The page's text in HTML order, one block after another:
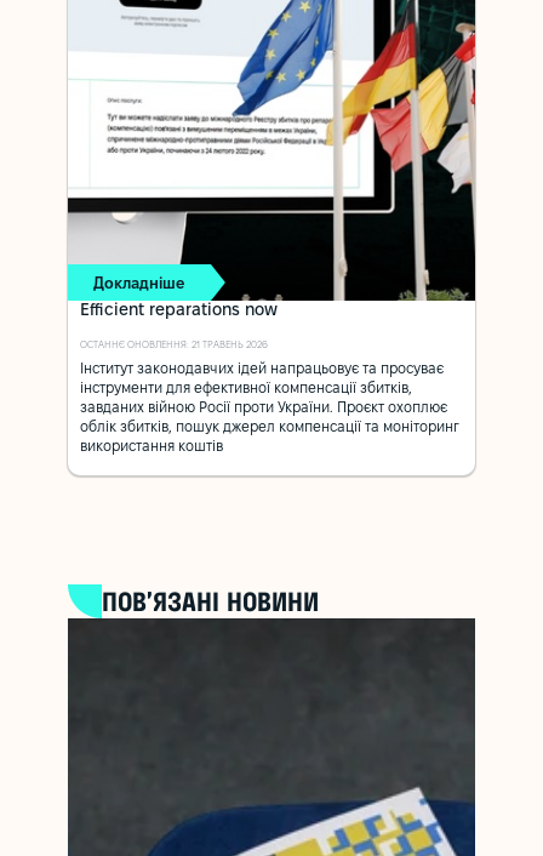
Докладніше
Efficient reparations now
ОСТАННЄ ОНОВЛЕННЯ: 21 ТРАВЕНЬ 2026
Інститут законодавчих ідей напрацьовує та просуває
інструменти для ефективної компенсації збитків,
завданих війною Росії проти України. Проєкт охоплює
облік збитків, пошук джерел компенсації та моніторинг
використання коштів
ПОВ’ЯЗАНІ НОВИНИ